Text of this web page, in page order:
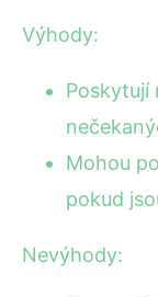
Výhody:
Poskytují
Mohou
pokud
Nevýhody: